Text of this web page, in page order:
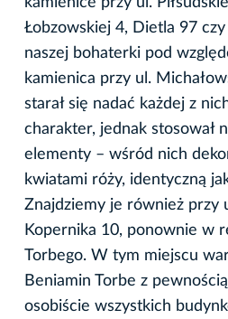
Łobzowskiej 4, Dietla 97
naszej bohaterki pod
kamienica przy ul.
starał się nadać każdej z
charakter, jednak stosował
elementy – wśród nich
kwiatami róży, identyczną
Znajdziemy je również przy
Kopernika 10, ponownie w
Torbego. W tym miejscu
Beniamin Torbe z
osobiście wszystkich